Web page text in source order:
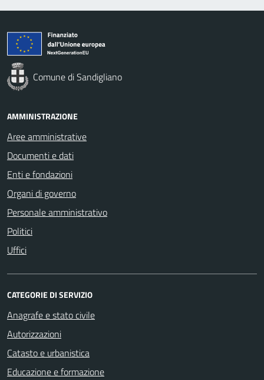
Comune di Sandigliano
AMMINISTRAZIONE
Aree amministrative
Documenti e dati
Enti e fondazioni
Organi di governo
Personale amministrativo
Politici
Uffici
CATEGORIE DI SERVIZIO
Anagrafe e stato civile
Autorizzazioni
Catasto e urbanistica
Educazione e formazione